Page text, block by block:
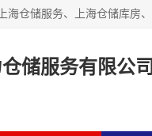
储服务有限公司